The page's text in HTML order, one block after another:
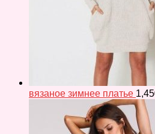
вязаное зимнее платье